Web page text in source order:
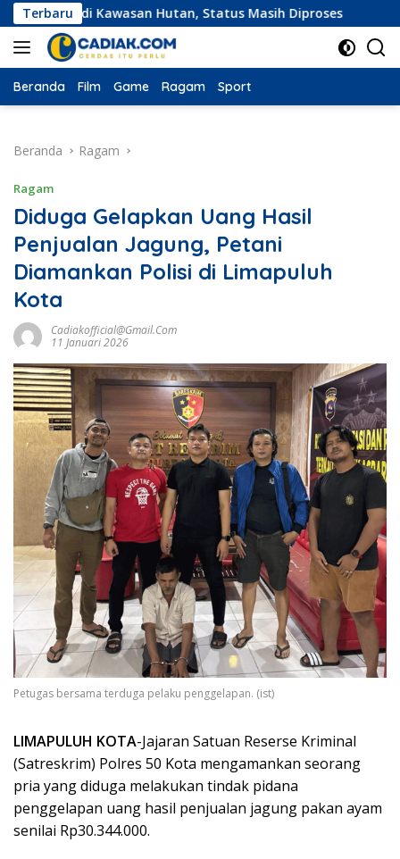
Langsung
ke
konten
Terbaru
Kawasan Hutan, Status Masih Diproses Ekspedisi
Beranda Film Game Ragam Sport
Beranda Ragam
Ragam
Diduga Gelapkan Uang Hasil
Penjualan Jagung, Petani
Diamankan Polisi di Limapuluh
Kota
Cadiakofficial@gmail.com
11 Januari 2026
Petugas bersama terduga pelaku penggelapan. (ist)
LIMAPULUH KOTA-Jajaran Satuan Reserse Kriminal
(Satreskrim) Polres 50 Kota mengamankan seorang
pria yang diduga melakukan tindak pidana
penggelapan uang hasil penjualan jagung pakan ayam
senilai Rp30.344.000.